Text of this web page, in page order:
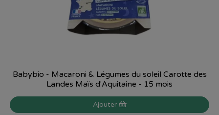
Babybio - Macaroni & Légumes du soleil Carotte des
Landes Maïs d'Aquitaine - 15 mois
Ajouter